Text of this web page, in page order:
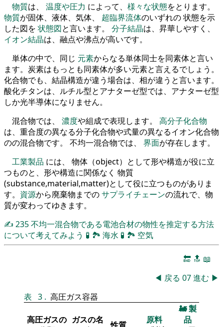
物質は、 温度や圧力 によって、 様々な状態をとります。
物質が固体、液体、気体、 超臨界流体のいずれの 状態を示
した図を 状態図と言います。 分子結晶は、昇華しやすく、
イオン結晶は、融点や沸点が高いです。
単体の中で、同じ 元素からなる単体同士を同素体と言い
ます。炭素はもっとも同素体が多い元素と言えるでしょう。
化合物でも、結晶構造が違う場合は、相が違うと言います。
酸化チタンは、ルチル型とアナターゼ型では、アナターゼ型
しか光半導体になりません。
混合物では、 濃度や組成で表現します。 高分子化合物
は、重合度の異なる分子化合物や式量の異なるイオン化合物
のの混合物です。 不均一混合物では、 界面が存在します。
工業製品 には、 物体（object）として形や構造が役に立
つものと、形や構造に関係なく 物質
(substance,material,matter)として役に立つものがありま
す。 資源から廃棄物までのサプライチェーンの流れで、物
質が変わってゆきます。
✍ 235不均一混合物である電池合材の物性を推定する方法
について考えてみよう 🧪 🏞 海水 🧪 🏞 空気
🔚 🔝 📖
◀ 戻る 07進む ▶
表 3 . 高圧ガス容器
高圧ガスの ガスの名
原料
🚂製
品